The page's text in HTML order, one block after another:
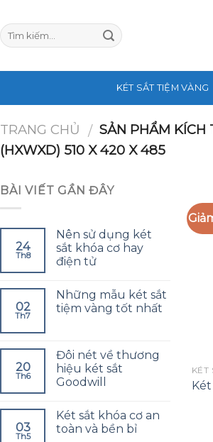
KÉT SẮT TIỆM VÀNG
TRANG CHỦ / SẢN PHẨM KÍCH
(HXWXD) 510 X 420 X 485
BÀI VIẾT GẦN ĐÂY
24
Th8
Nên sử dụng két
sắt khóa cơ hay
điện tử
02
Th7
Những mẫu két sắt
tiệm vàng tốt nhất
20
Th6
Đôi nét về thương
hiệu két sắt
Goodwill
03
Th5
Két sắt khóa cơ an
toàn và bền bỉ
KÉT